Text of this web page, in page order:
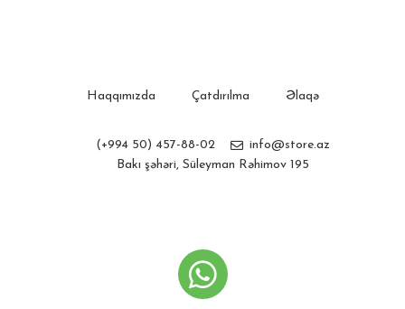
Haqqımızda Çatdırılma Əlaqə
(+994 50) 457-88-02
info@store.az
Bakı şəhəri, Süleyman Rəhimov 195